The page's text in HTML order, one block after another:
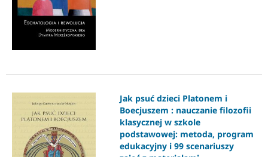
Jak psuć dzieci Platonem i
Boecjuszem : nauczanie filozofii
klasycznej w szkole
podstawowej: metoda, program
edukacyjny i 99 scenariuszy